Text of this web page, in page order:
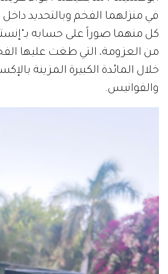
في منزلهما الفخم وبالتحديد
كل منهما صوراً على حسابه
من العزومة، التي طغت عليها
خلال المائدة الكبيرة المزينة
والفوانيس.